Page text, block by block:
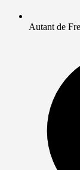
Autant de